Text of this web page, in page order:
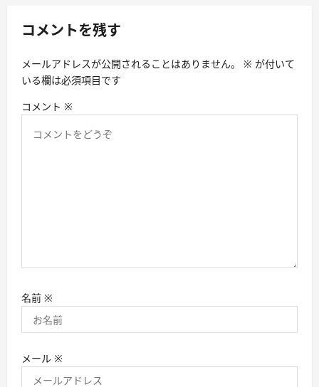
ン
コメントを残す
メールアドレスが公開されることはありません。 ※ が付いて
いる欄は必須項目です
コメント ※
名前 ※
メール ※